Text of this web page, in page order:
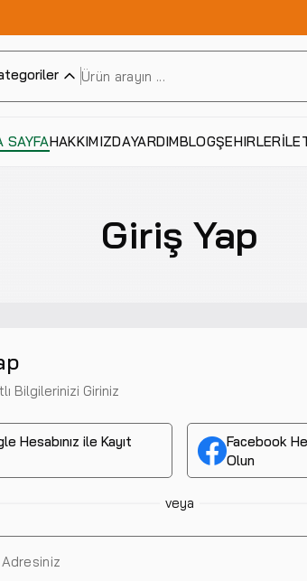
SAYFAHAKKIMIZDAYARDIMBLOGŞEHIRLER
Giriş Yap
Bilgilerinizi Giriniz
Hesabınız ile Kayıt
Facebook
Olun
veya